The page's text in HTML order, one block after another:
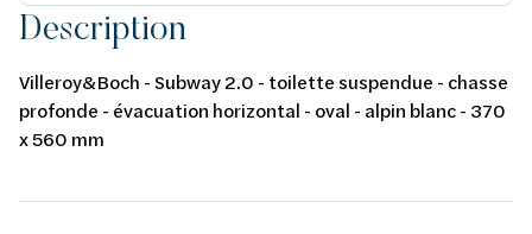
Description
Villeroy&Boch - Subway 2.0 - toilette suspendue - chasse
profonde - évacuation horizontal - oval - alpin blanc - 370
x 560 mm